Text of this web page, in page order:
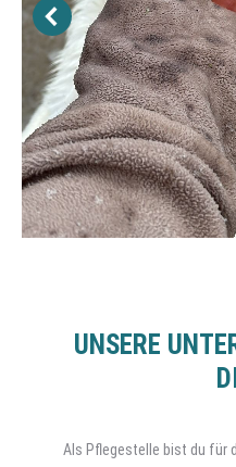
UNSERE
Als Pflegestelle bist du für